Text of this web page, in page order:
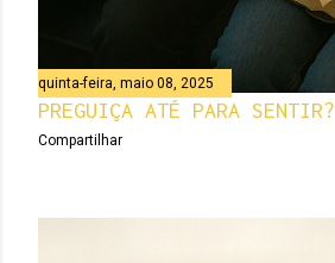
quinta-feira, maio 08, 2025
PREGUIÇA ATÉ PARA SENTIR?
Compartilhar